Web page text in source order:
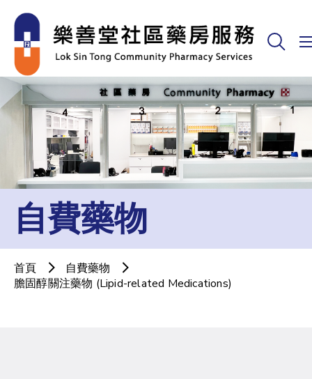
自費藥物
首頁
自費藥物
膽固醇關注藥物 (Lipid-related Medications)